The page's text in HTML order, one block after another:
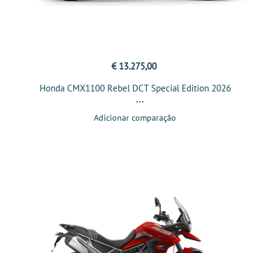
€ 13.275,00
Honda CMX1100 Rebel DCT Special Edition 2026
Adicionar comparação